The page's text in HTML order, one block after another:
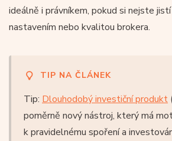
ideálně i právníkem, pokud si nejste
nastavením nebo kvalitou brokera.
TIP NA ČLÁNEK
Tip: Dlouhodobý investiční produkt
poměrně nový nástroj, který má
k pravidelnému spoření a